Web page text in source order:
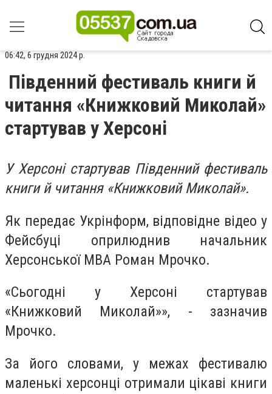
06:42, 6 грудня 2024 р.
Південний фестиваль книги й
читання «Книжковий Миколай»
стартував у Херсоні
У Херсоні стартував Південний фестиваль
книги й читання «Книжковий Миколай».
Як передає Укрінформ, відповідне відео у
Фейсбуці оприлюднив начальник
Херсонської МВА Роман Мрочко.
«Сьогодні у Херсоні стартував
«Книжковий Миколай»», - зазначив
Мрочко.
За його словами, у межах фестивалю
маленькі херсонці отримали цікаві книги